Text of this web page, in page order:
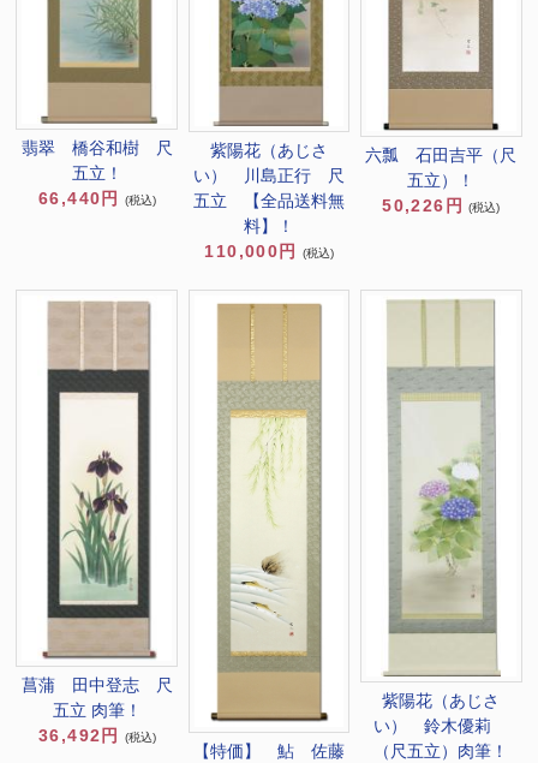
翡翠 橋谷和樹 尺
五立！
66,440円
(税込)
紫陽花（あじさ
い） 川島正行 尺
五立 【全品送料無
料】！
110,000円
(税込)
六瓢 石田吉平（尺
五立）！
50,226円 (税込)
菖蒲 田中登志 尺
五立 肉筆！
36,492円
(税込)
【特価】 鮎 佐藤
紫陽花（あじさ
い） 鈴木優莉
（尺五立）肉筆！